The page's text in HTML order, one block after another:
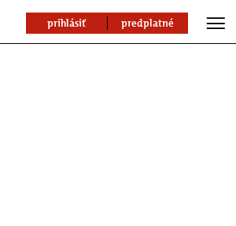
prihlásiť predplatné